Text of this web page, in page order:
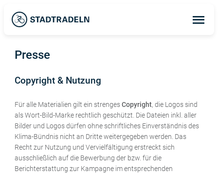
Presse
Copyright & Nutzung
Für alle Materialien gilt ein strengesCopyright, die Logos sind
als Wort-Bild-Marke rechtlich geschützt. Die Dateien inkl. aller
Bilder und Logos dürfen ohne schriftliches Einverständnis des
Klima-Bündnis nicht an Dritte weitergegeben werden. Das
Recht zur Nutzung und Vervielfältigung erstreckt sich
ausschließlich auf die Bewerbung der bzw. für die
Berichterstattung zur Kampagne im entsprechenden